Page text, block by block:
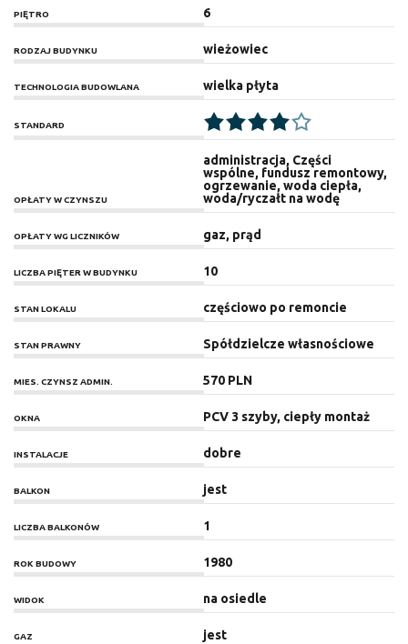
PIĘTRO 6
RODZAJ BUDYNKU wieżowiec
TECHNOLOGIA BUDOWLANA wielka płyta
STANDARD
OPŁATY W CZYNSZU
administracja, Części
wspólne, fundusz remontowy,
ogrzewanie, woda ciepła,
woda/ryczałt na wodę
OPŁATY WG LICZNIKÓW gaz, prąd
LICZBA PIĘTER W BUDYNKU 10
STAN LOKALU częściowo po remoncie
STAN PRAWNY Spółdzielcze własnościowe
MIES. CZYNSZ ADMIN. 570 PLN
OKNA PCV 3 szyby, ciepły montaż
INSTALACJE dobre
BALKON jest
LICZBA BALKONÓW 1
ROK BUDOWY 1980
WIDOK na osiedle
GAZ jest